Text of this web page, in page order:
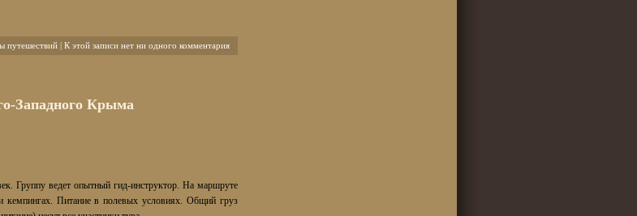
путешествий| К этой записи нет ни одного комментария
Западного Крыма
Группу ведет опытный гид-инструктор. На маршруте
кемпингах. Питание в полевых условиях. Общий груз